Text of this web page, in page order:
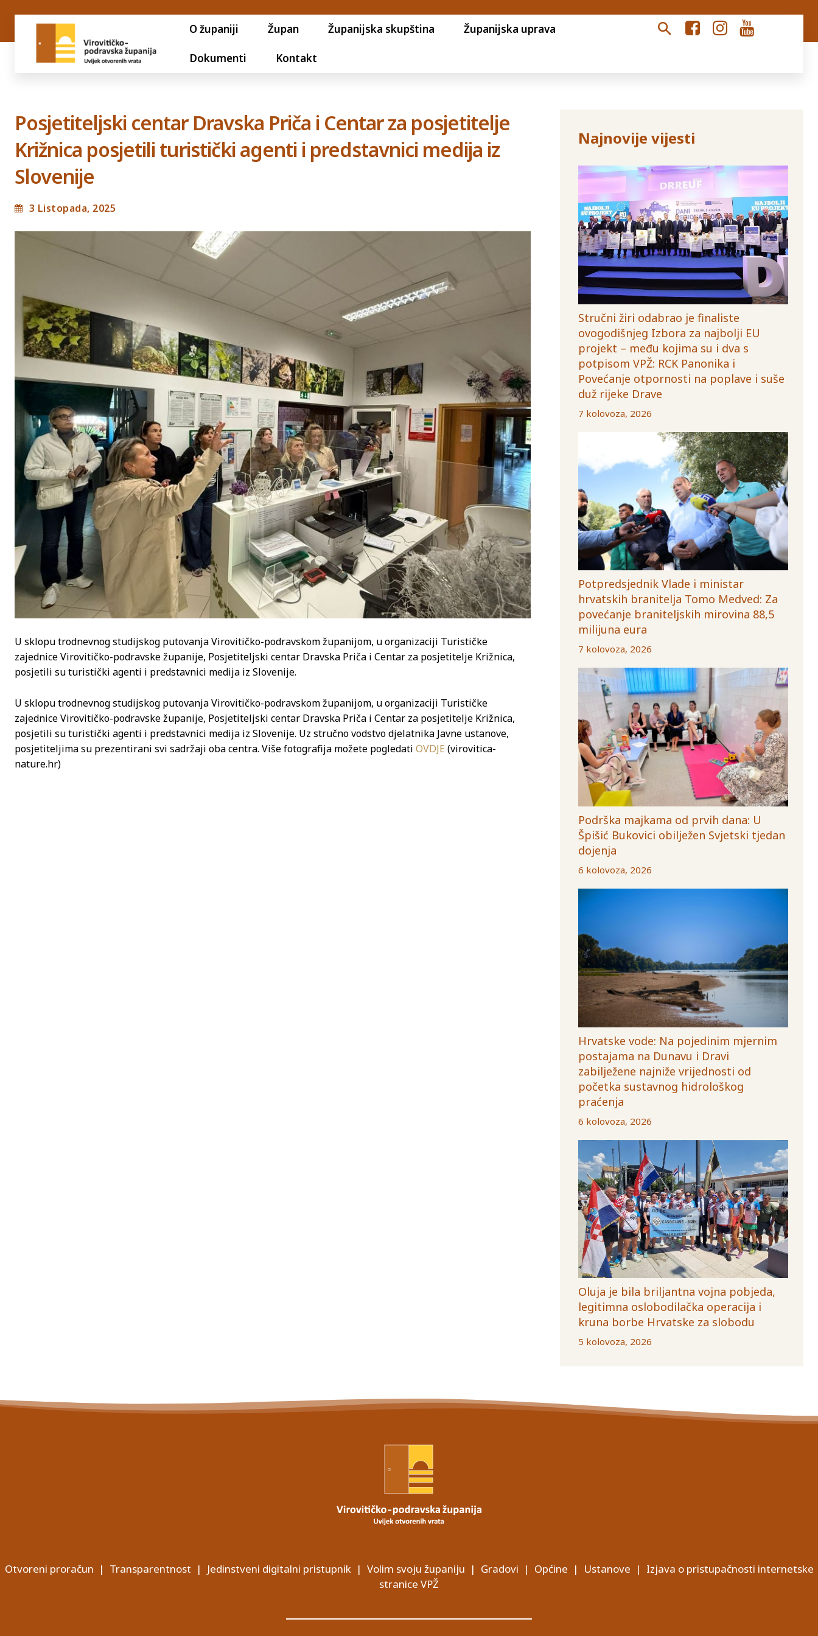
O županiji Župan Županijska skupština Županijska uprava
Dokumenti Kontakt
Posjetiteljski centar Dravska Priča i Centar za posjetitelje
Križnica posjetili turistički agenti i predstavnici medija iz
Slovenije
3 Listopada, 2025
U sklopu trodnevnog studijskog putovanja Virovitičko-podravskom županijom, u organizaciji Turističke
zajednice Virovitičko-podravske županije, Posjetiteljski centar Dravska Priča i Centar za posjetitelje Križnica,
posjetili su turistički agenti i predstavnici medija iz Slovenije.
U sklopu trodnevnog studijskog putovanja Virovitičko-podravskom županijom, u organizaciji Turističke
zajednice Virovitičko-podravske županije, Posjetiteljski centar Dravska Priča i Centar za posjetitelje Križnica,
posjetili su turistički agenti i predstavnici medija iz Slovenije. Uz stručno vodstvo djelatnika Javne ustanove,
posjetiteljima su prezentirani svi sadržaji oba centra. Više fotografija možete pogledati OVDJE (virovitica-
nature.hr)
Najnovije vijesti
Stručni žiri odabrao je finaliste
ovogodišnjeg Izbora za najbolji EU
projekt – među kojima su i dva s
potpisom VPŽ: RCK Panonika i
Povećanje otpornosti na poplave i suše
duž rijeke Drave
7 kolovoza, 2026
Potpredsjednik Vlade i ministar
hrvatskih branitelja Tomo Medved: Za
povećanje braniteljskih mirovina 88,5
milijuna eura
7 kolovoza, 2026
Podrška majkama od prvih dana: U
Špišić Bukovici obilježen Svjetski tjedan
dojenja
6 kolovoza, 2026
Hrvatske vode: Na pojedinim mjernim
postajama na Dunavu i Dravi
zabilježene najniže vrijednosti od
početka sustavnog hidrološkog
praćenja
6 kolovoza, 2026
Oluja je bila briljantna vojna pobjeda,
legitimna oslobodilačka operacija i
kruna borbe Hrvatske za slobodu
5 kolovoza, 2026
Otvoreni proračun | Transparentnost | Jedinstveni digitalni pristupnik| Volim svoju županiju | Gradovi | Općine | Ustanove | Izjava o pristupačnosti internetske
stranice VPŽ